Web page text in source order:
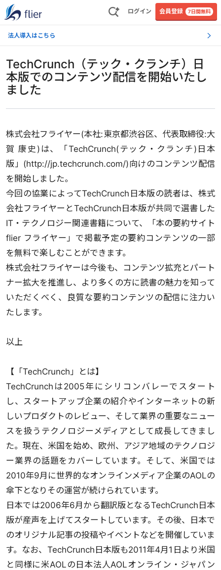
ログイン 会員登録 7日間無料
法人導入はこちら
TechCrunch（テック・クランチ）日
本版でのコンテンツ配信を開始いたし
ました
株式会社フライヤー(本社:東京都渋谷区、代表取締役:大
賀 康史)は、「TechCrunch(テック・クランチ)日本
版」(http://jp.techcrunch.com/)向けのコンテンツ配信
を開始しました。
今回の協業によってTechCrunch日本版の読者は、株式
会社フライヤーとTechCrunch日本版が共同で選書した
IT・テクノロジー関連書籍について、「本の要約サイト
flier フライヤー」で掲載予定の要約コンテンツの一部
を無料で楽しむことができます。
株式会社フライヤーは今後も、コンテンツ拡充とパート
ナー拡大を推進し、より多くの方に読書の魅力を知って
いただくべく、良質な要約コンテンツの配信に注力い
たします。
以上
【「TechCrunch」とは】
TechCrunchは2005年にシリコンバレーでスタート
し、スタートアップ企業の紹介やインターネットの新
しいプロダクトのレビュー、そして業界の重要なニュー
スを扱うテクノロジーメディアとして成長してきまし
た。現在、米国を始め、欧州、アジア地域のテクノロジ
ー業界の話題をカバーしています。そして、米国では
2010年9月に世界的なオンラインメディア企業のAOLの
傘下となりその運営が続けられています。
日本では2006年6月から翻訳版となるTechCrunch日本
版が産声を上げてスタートしています。その後、日本で
のオリジナル記事の投稿やイベントなどを開催していま
す。なお、TechCrunch日本版も2011年4月1日より米国
と同様に米AOLの日本法人AOLオンライン・ジャパン